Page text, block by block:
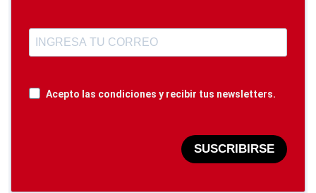
Acepto las condiciones y recibir tus newsletters.
SUSCRIBIRSE